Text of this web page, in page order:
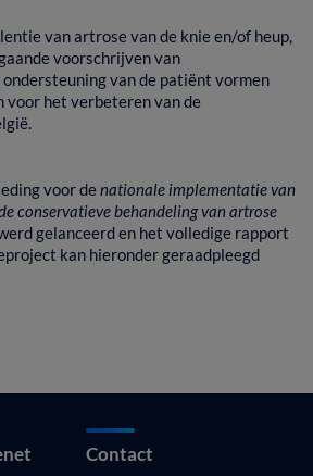
van artrose van de knie en/of heup,
voorschrijven van
ondersteuning van de patiënt vormen
voor het verbeteren van de
voor denationale implementatie van
conservatieve behandeling van artrose
gelanceerd en het volledige rapport
kan hieronder geraadpleegd
Contact